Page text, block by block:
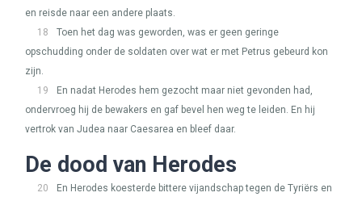
en reisde naar een andere plaats.
18
Toen het dag was geworden, was er geen geringe
opschudding onder de soldaten over wat er met Petrus gebeurd kon
zijn.
19
En nadat Herodes hem gezocht maar niet gevonden had,
ondervroeg hij de bewakers en gaf bevel hen weg te leiden. En hij
vertrok van Judea naar Caesarea en bleef daar.
De dood van Herodes
20
En Herodes koesterde bittere vijandschap tegen de Tyriërs en